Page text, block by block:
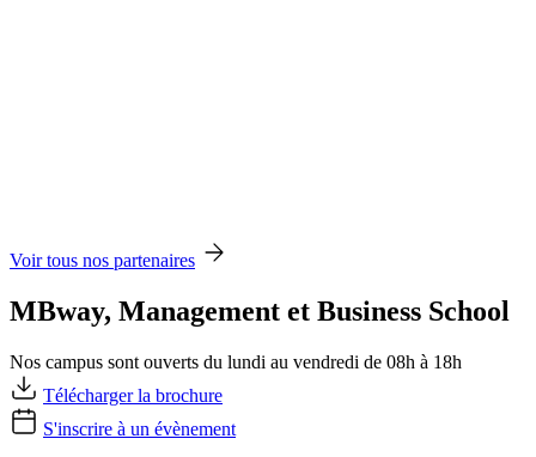
Voir tous nos partenaires
MBway, Management et Business School
Nos campus sont ouverts du lundi au vendredi de 08h à 18h
Télécharger la brochure
S'inscrire à un évènement